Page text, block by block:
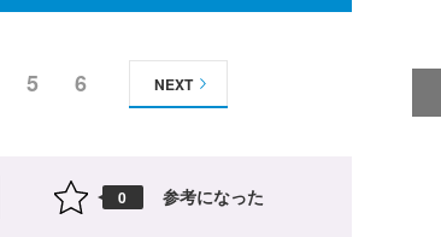
5 6 NEXT
0 参考になった